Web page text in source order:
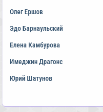
Олег Ершов
Эдо Барнаульский
Елена Камбурова
Имеджин Драгонс
Юрий Шатунов